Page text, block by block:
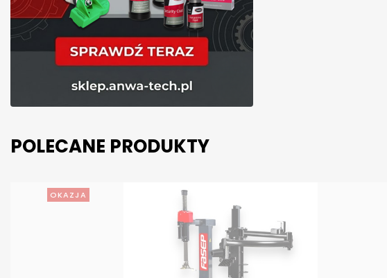
POLECANE PRODUKTY
OKAZJA